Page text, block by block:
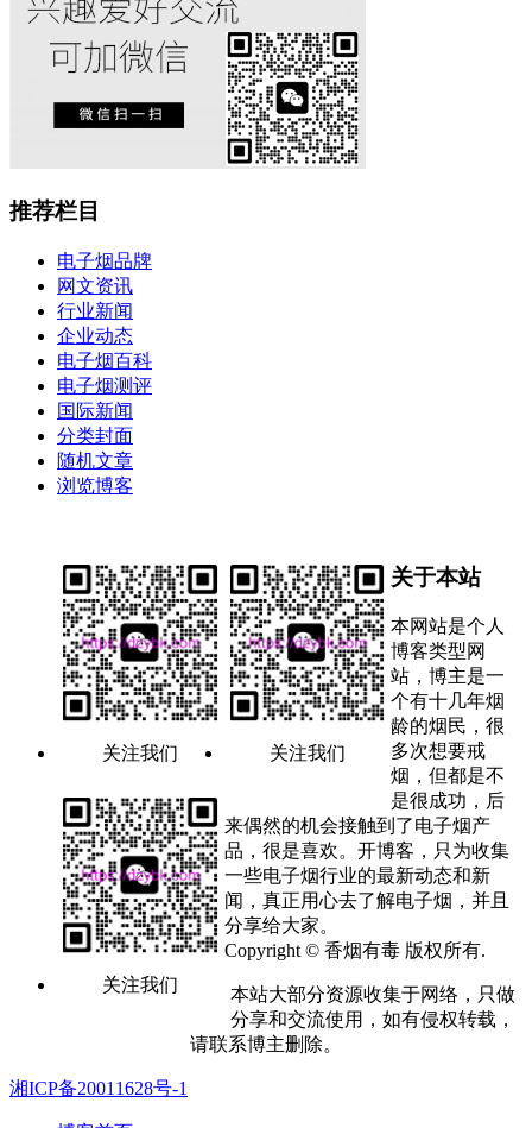
推荐栏目
电子烟品牌
网文资讯
行业新闻
企业动态
电子烟百科
电子烟测评
国际新闻
分类封面
随机文章
浏览博客
关注我们 关注我们
关注我们
关于本站
本网站是个人
博客类型网
站，博主是一
个有十几年烟
龄的烟民，很
多次想要戒
烟，但都是不
是很成功，后
来偶然的机会接触到了电子烟产
品，很是喜欢。开博客，只为收集
一些电子烟行业的最新动态和新
闻，真正用心去了解电子烟，并且
分享给大家。
Copyright © 香烟有毒 版权所有.
本站大部分资源收集于网络，只做
分享和交流使用，如有侵权转载，
请联系博主删除。
湘ICP备20011628号-1